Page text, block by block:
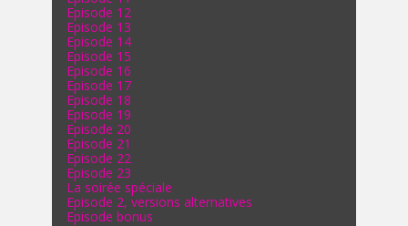
Episode 12
Episode 13
Episode 14
Episode 15
Episode 16
Episode 17
Episode 18
Episode 19
Episode 20
Episode 21
Episode 22
Episode 23
La soirée spéciale
Episode 2, versions alternatives
Episode bonus